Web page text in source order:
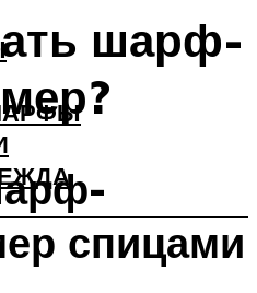
шарф-
спицами